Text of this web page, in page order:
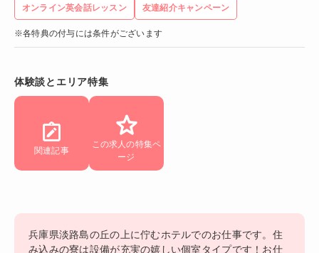
オンライン英会話レッスン 友達紹介キャンペーン
※各特典の付与には条件がございます
体験談とエリア特集
関連記事
この求人の特集ペ
ージ
兵庫県淡路島の丘の上に佇むホテルでのお仕事です。住
み込みの寮は設備が充実の嬉しい個室タイプです！お仕